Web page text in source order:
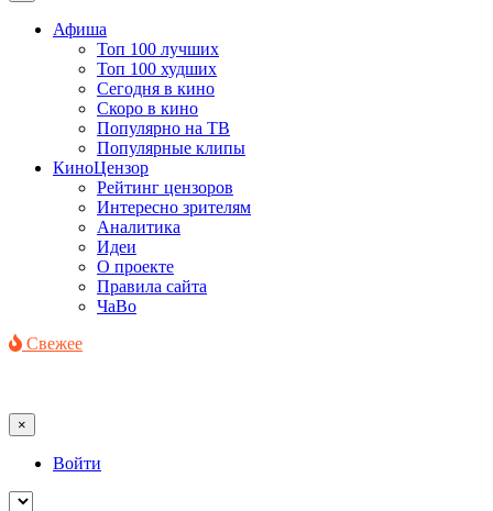
Афиша
Топ 100 лучших
Топ 100 худших
Сегодня в кино
Скоро в кино
Популярно на ТВ
Популярные клипы
КиноЦензор
Рейтинг цензоров
Интересно зрителям
Аналитика
Идеи
О проекте
Правила сайта
ЧаВо
Свежее
×
Войти